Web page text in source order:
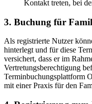
Kontakt treten, bei
3. Buchung für
Als registrierte Nutzer
hinterlegt und für diese
versichert, dass er im
Vertretungsberechtigung
Terminbuchungsplattform
mit einer Praxis für den